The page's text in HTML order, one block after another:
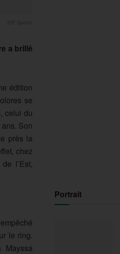
a brillé
édition
se
celui du
Son
près la
chez
l’Est,
le ring.
Mayssa
Portrait